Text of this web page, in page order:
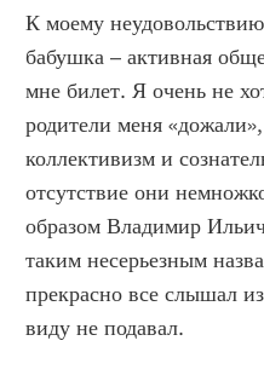
К моему
бабушка – активная
мне билет. Я очень не
родители меня
коллективизм и
отсутствие они
образом Владимир
таким несерьезным
прекрасно все слышал
виду не подавал.